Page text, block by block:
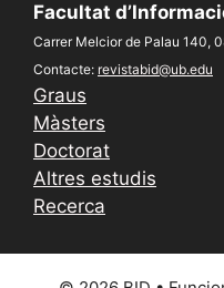
Facultat
Carrer Melcior de Palau 140,
Contacte: revistabid@ub.edu
Graus
Màsters
Doctorat
Altres estudis
Recerca